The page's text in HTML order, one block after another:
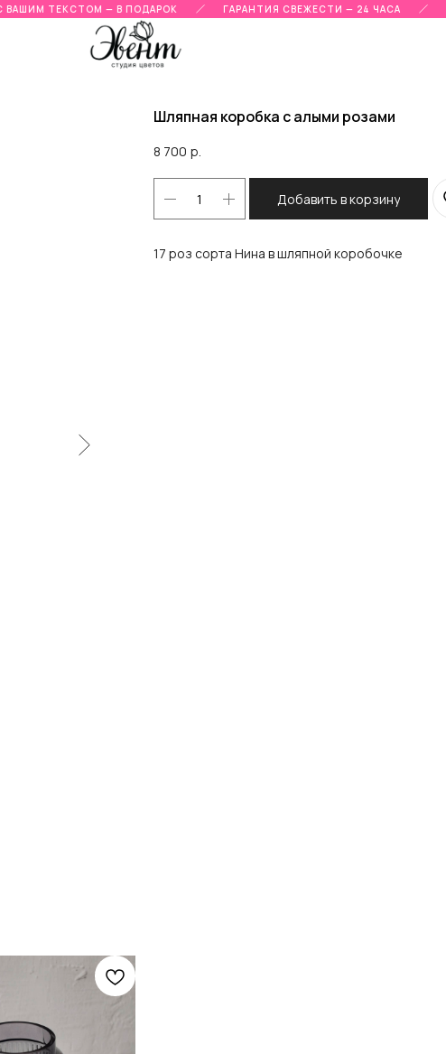
ТЕКСТОМ — В ПОДАРОК ГАРАНТИЯ СВЕЖЕСТИ — 24 ЧАСА
Шляпная коробка с алыми розами
8 700 р.
Добавить в корзину
17 роз сорта Нина в шляпной коробочке